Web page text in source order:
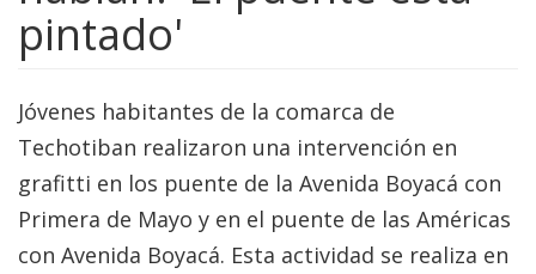
pintado'
Jóvenes habitantes de la comarca de
Techotiban realizaron una intervención en
grafitti en los puente de la Avenida Boyacá con
Primera de Mayo y en el puente de las Américas
con Avenida Boyacá. Esta actividad se realiza en